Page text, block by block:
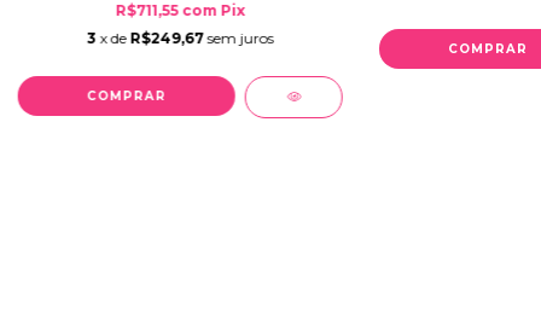
R$711,55 com Pix
3 x de R$249,67 sem juros